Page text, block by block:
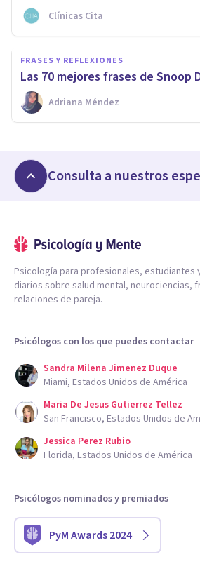
Clínicas Cita
FRASES Y REFLEXIONES
Las 70 mejores frases de Snoop
Adriana Méndez
Consulta a nuestros
Psicología para profesionales, estudiantes
diarios sobre salud mental, neurociencias,
relaciones de pareja.
Psicólogos con los que puedes contactar
Sandra Milena Jimenez Duque
Miami, Estados Unidos de América
Maria De Jesus Gutierrez Tellez
San Francisco, Estados Unidos de
Jessica Perez Rubio
Florida, Estados Unidos de América
Psicólogos nominados y premiados
PyM Awards 2024